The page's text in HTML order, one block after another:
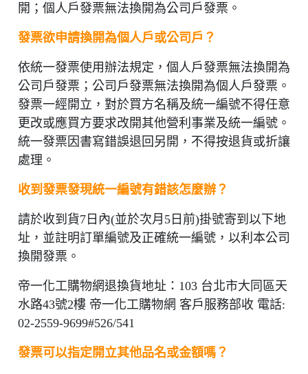
開；個人戶發票無法換開為公司戶發票。
發票欲申請換開為個人戶或公司戶？
依統一發票使用辦法規定，個人戶發票無法換開為
公司戶發票；公司戶發票無法換開為個人戶發票。
發票一經開立，對於買方名稱及統一編號不得任意
更改或應買方要求改開其他營利事業及統一編號。
統一發票因書寫錯誤退回另開，不得按退貨或折讓
處理。
收到發票發現統一編號有錯該怎麼辦？
請於收到貨7日內(並於次月5日前)掛號寄到以下地
址，並註明訂單編號及正確統一編號，以利本公司
換開發票。
帝一化工購物網退換貨地址：103 台北市大同區天
水路43號2樓 帝一化工購物網 客戶服務部收 電話:
02-2559-9699#526/541
發票可以指定開立其他品名或金額嗎？